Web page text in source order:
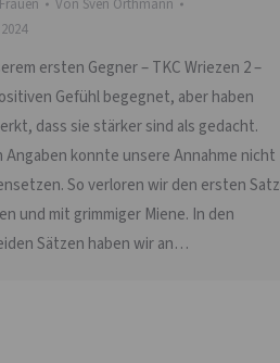
Von Sven Orthmann
ersten Gegner – TKC Wriezen 2 –
Gefühl begegnet, aber haben
dass sie stärker sind als gedacht.
Angaben konnte unsere Annahme nicht
So verloren wir den ersten Satz
und mit grimmiger Miene. In den
Sätzen haben wir an…